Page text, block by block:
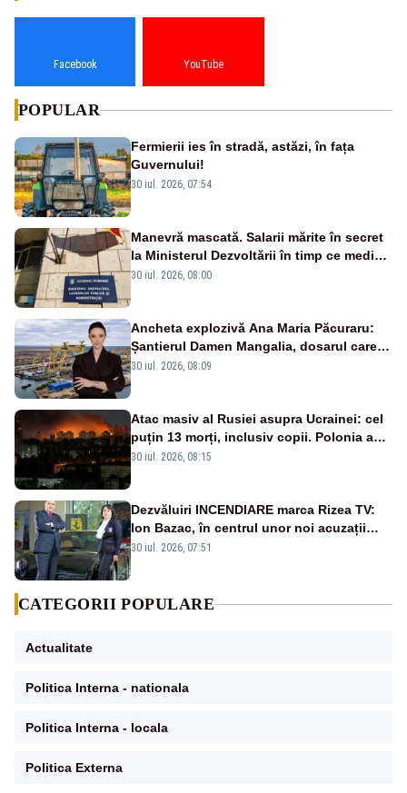
Facebook YouTube
POPULAR
Fermierii ies în stradă, astăzi, în fața
Guvernului!
30 iul. 2026, 07:54
Manevră mascată. Salarii mărite în secret
la Ministerul Dezvoltării în timp ce medicii
ies în stradă
30 iul. 2026, 08:00
Ancheta explozivă Ana Maria Păcuraru:
Șantierul Damen Mangalia, dosarul care
scufundă apărarea României
30 iul. 2026, 08:09
Atac masiv al Rusiei asupra Ucrainei: cel
puțin 13 morți, inclusiv copii. Polonia a
ridicat avioanele de vânătoare
30 iul. 2026, 08:15
Dezvăluiri INCENDIARE marca Rizea TV:
Ion Bazac, în centrul unor noi acuzații
publice
30 iul. 2026, 07:51
CATEGORII POPULARE
Actualitate
Politica Interna - nationala
Politica Interna - locala
Politica Externa